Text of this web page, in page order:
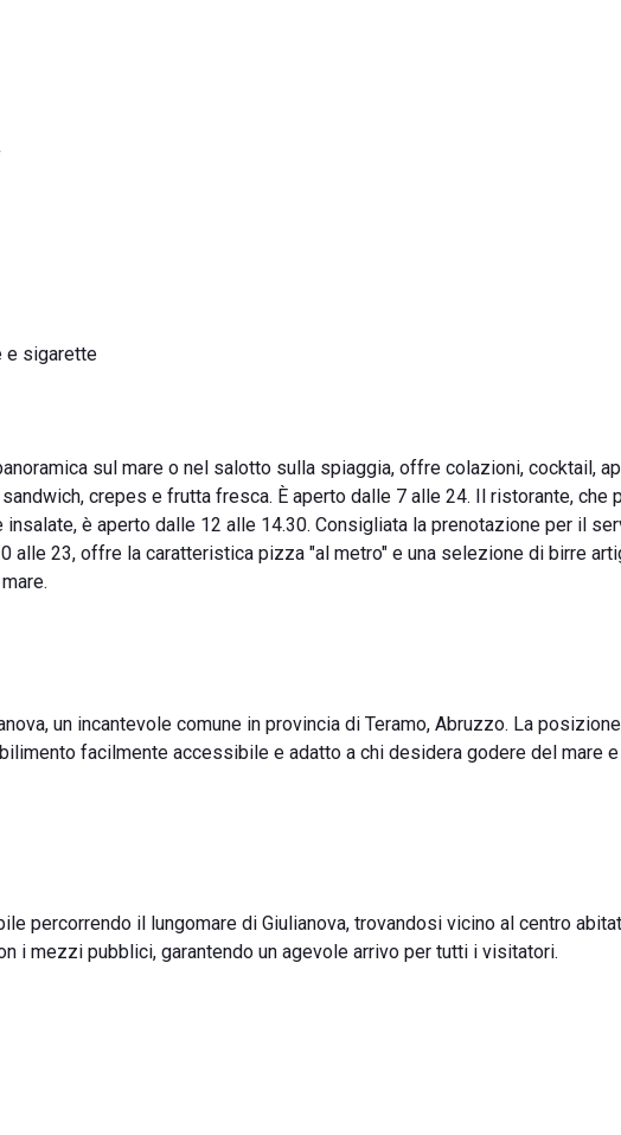
e sigarette
sul mare o nel salotto sulla spiaggia, offre colazioni, cocktail,
crepes e frutta fresca. È aperto dalle 7 alle 24. Il ristorante, che
è aperto dalle 12 alle 14.30. Consigliata la prenotazione per il
alle 23, offre la caratteristica pizza "al metro" e una selezione di birre
un incantevole comune in provincia di Teramo, Abruzzo. La posizione
facilmente accessibile e adatto a chi desidera godere del mare
percorrendo il lungomare di Giulianova, trovandosi vicino al centro
i mezzi pubblici, garantendo un agevole arrivo per tutti i visitatori.